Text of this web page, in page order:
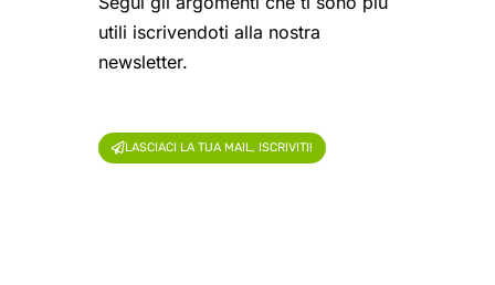
utili iscrivendoti alla nostra
newsletter.
LASCIACI LA TUA MAIL, ISCRIVITI!